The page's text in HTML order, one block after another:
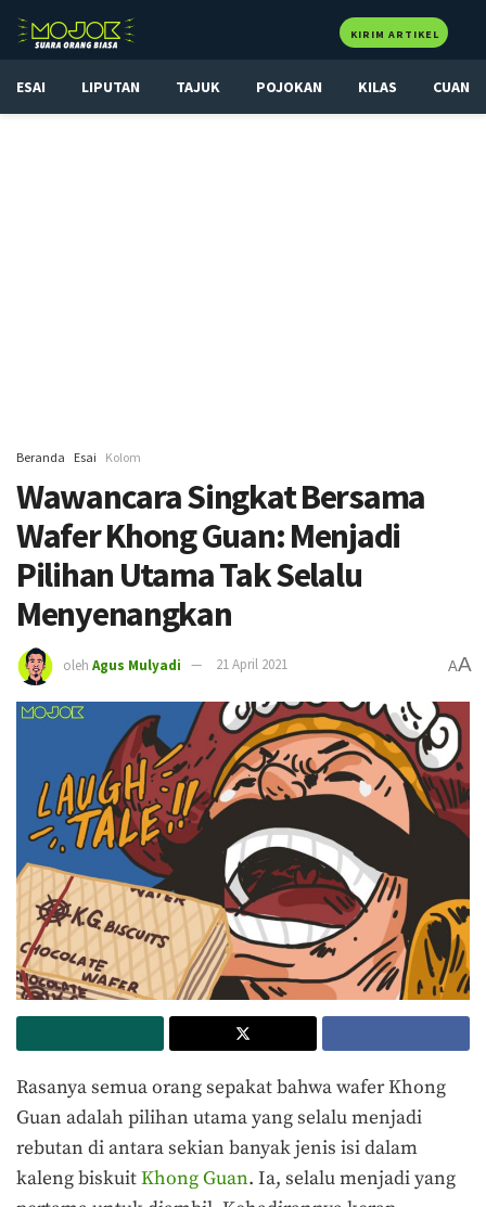
KIRIM ARTIKEL
ESAI LIPUTAN TAJUK POJOKAN KILAS CUAN
Beranda Esai Kolom
Wawancara Singkat Bersama
Wafer Khong Guan: Menjadi
Pilihan Utama Tak Selalu
Menyenangkan
oleh Agus Mulyadi 21 April 2021 AA
Rasanya semua orang sepakat bahwa wafer Khong
Guan adalah pilihan utama yang selalu menjadi
rebutan di antara sekian banyak jenis isi dalam
kaleng biskuitKhong Guan. Ia, selalu menjadi yang